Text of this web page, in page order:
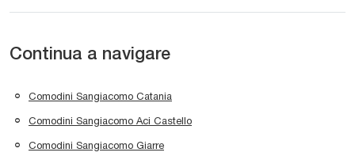
Continua a navigare
Comodini Sangiacomo Catania
Comodini Sangiacomo Aci Castello
Comodini Sangiacomo Giarre